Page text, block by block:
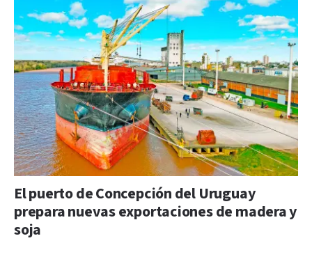
El puerto de Concepción del Uruguay
prepara nuevas exportaciones de madera y
soja